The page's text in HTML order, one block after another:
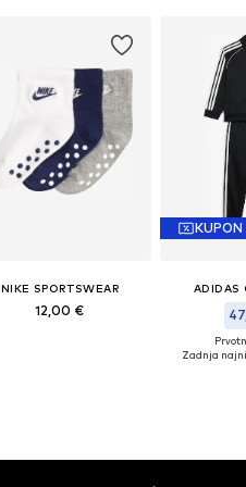
NIKE SPORTSWEAR
12,00 €
KUPON
ADIDAS
Zadnja